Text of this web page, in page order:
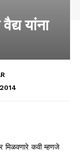
यांना
मिळवणारे कवी म्हणजे